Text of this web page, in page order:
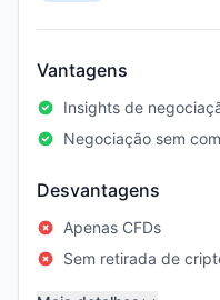
Vantagens
Insights de
Negociação sem
Desvantagens
Apenas CFDs
Sem retirada de